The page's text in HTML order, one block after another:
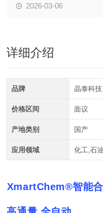
2026-03-06
详细介绍
品牌 晶泰科技
价格区间 面议
产地类别 国产
应用领域 化工,石
XmartChem®智能合